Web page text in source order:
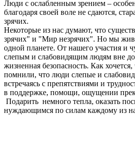
Люди с ослабленным зрением –
благодаря своей воле не сдаются,
зрячих.
Некоторые из нас думают, что
зрячих" и "Мир незрячих". Но мы
одной планете. От нашего участия и
слепым и слабовидящим людям вне
жизненная безопасность. Как
помнили, что люди слепые и
встречаясь с препятствиями и
в поддержке, помощи, ощущении
Подарить немного тепла, оказать
нуждающимся по силам каждому из